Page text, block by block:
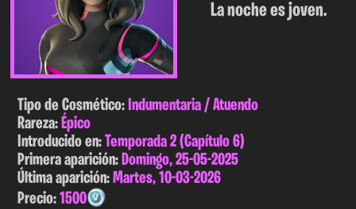
La noche es joven.
Tipo de Cosmético:Indumentaria / Atuendo
Rareza:Épico
Introducido en:Temporada 2 (Capítulo 6)
Primera aparición:Domingo, 25-05-2025
Última aparición:Martes, 10-03-2026
Precio:1500